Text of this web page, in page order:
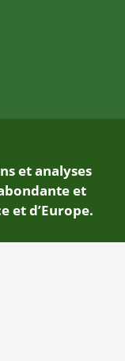
et analyses
et
et d’Europe.